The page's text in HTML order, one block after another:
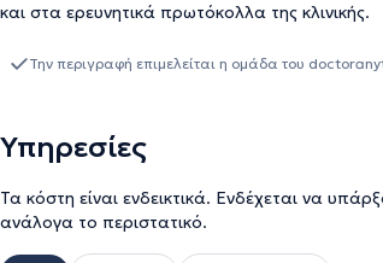
και στα ερευνητικά πρωτόκολλα της κλινικής.
Την περιγραφή επιμελείται η ομάδα του
Υπηρεσίες
Τα κόστη είναι ενδεικτικά. Ενδέχεται να
ανάλογα το περιστατικό.